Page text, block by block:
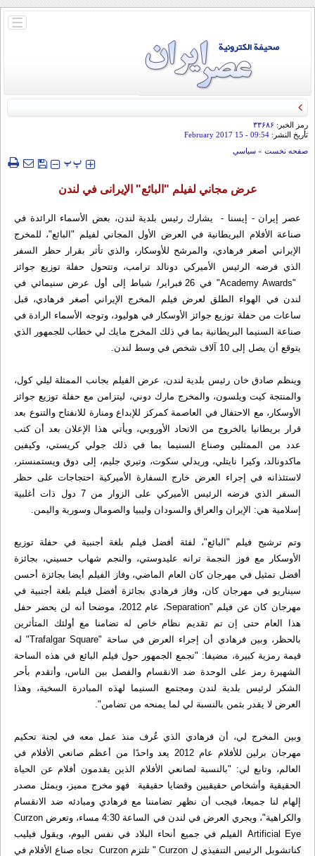
باز
رمز الخبر: ۳۳۶۸۶
تأريخ النشر: 09:54
- 15 February 2017
صفحه نخست » سياسي
‍‍‍ پپ
عرض مجاني لفيلم "البائع" الإیرانی في لندن
عصر إيران - إيسنا - يشارك رئيس بلدية لندن، بعض الأسماء الرائدة في
صناعة الأفلام البريطانية في العرض الأول المجاني لفيلم "البائع"، للمخرج
الإيراني أصغر فرهادي، والمرشح للأوسكار، والذي تأثر بقرار حظر السفر
الذي فرضه الرئيس الأميركي دونالد ترامب، وتتحول حفلة توزيع جوائز
"Academy Awards" في 26 فبراير/ شباط إلى أول عرض سنيمائي في
لندن في الهواء الطلق لعرض فيلم المخرج الإيراني أصغر فرهادي، قبل
ساعات من حفلة توزيع جوائز الأوسكار في هوليود، وتوجه الأسماء الرادة في
صناعة السنيما البريطانية بما في ذلك المخرج مايك لي خطاب للجمهور الذي
يتوقع أن يصل إلى 10 آلاف شخص في وسط لندن.
وينظم صادق خان رئيس بلدية لندن، عرض الفيلم بجانب الممثلة ليلي كول،
والمنتجة كيت ويلسون، والمخرج مارك دوني، ليتزامن مع حفلة توزيع جوائز
الأوسكار، مع الاحتفال في العاصمة كمركز للإبداع ومنارة للانفتاح والتنوع بعد
قرار بريطانيا بالخروج من الاتحاد الأوروبي، ويأتي هذا الإعلان بعد أن كتب
عدد من الممثلين وصناع السنيما بما في ذلك جولي كريستي، وكيفين
ماكدونالد، وكيرا نايتلي، وريدلي سكوت، وتيري جليم، إلى دوق ويستمنستر،
لاستئذانه في إجراء العرض خارج السفارة الأميركية احتجاجات على حظر
السفر الذي فرضه الرئيس الأميركي على الزوار من 7 دول ذات أغلبية
إسلامية هي: الإيران والعراق والسودان وليبيا والصومال وسورية واليمن.
وتم ترشيح فيلم "البائع"، لفئة أفضل فيلم بلغة أجنبية في حفلة توزيع
الأوسكار مع فوز النجمة ترانه عليدوستي، والنجم شهاب حسيني، بجائزة
أفضل تمثيل في مهرجان كان العام الماضي، وفاز الفيلم أيضا بجائزة أحسن
سيناريو في مهرجان كان، وفاز فرهادي بجائزة أفضل فيلم بلغة أجنبية في
مهرجان كان عن فيلم "Separation، عام 2012، موضحا أنه لن يحضر حفل
هذا العام حتى إن تم تقديم نظام خاص له تضامنا مع أولئك المتأثرين
بالحظر، وبين فرهادي أن إجراء العرض في ساحة "Trafalgar Square" له
قيمة رمزية كبيرة، مضيفا: "تجمع الجمهور حول فيلم البائع في هذه الساحة
الشهيرة رمز على الوحدة ضد الانقسام والفصل بين الناس، وأتقدم بأحر
الشكر لرئيس بلدية لندن ومجتمع السنيما لهذه المبادرة السخية، وهذا
العرض لا يقدر بثمن بالنسبة لي لما يمنحه من تضامن".
وبين المخرج لي، أن فرهادي الذي عُرف منذ عمل معه في لجنة تحكيم
مهرجان برلين للأفلام عام 2012 يعد واحدًا من أعظم صانعي الأفلام في
العالم، وتابع لي: "بالنسبة لصانعي الأفلام الذين يقدمون أفلام عن الحياة
الحقيقية وأشخاص حقيقيين وقضايا حقيقية فهو مخرج مميز، ويمثل مصدر
إلهام لنا جميعا، فيجب أن نظهر تضامننا مع فرهادي ومبادئه ضد الانقسام
والكراهية"، ويجري العرض في لندن في الساعة 4:30 مساء، وتعرض Curzon
Artificial Eye الفيلم في جميع أنحاء البلاد في نفس اليوم، ويقول فيليب
كناتشوبل الرئيس التنفيذي ل Curzon " تلتزم Curzon تجاه صناع الأفلام في